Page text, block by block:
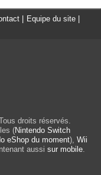
Equipe du site
droits réservés.
(Nintendo Switch
eShop du moment), Wii
aussi sur mobile.